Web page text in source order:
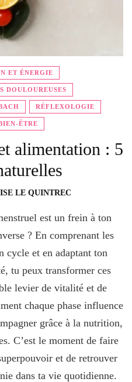
ET ÉNERGIE
DOULOUREUSES
RÉFLEXOLOGIE
ÊTRE
alimentation : 5
LE QUINTREC
est un frein à ton
? En comprenant les
cycle et en adaptant ton
tu peux transformer ces
levier de vitalité et de
chaque phase influence
grâce à la nutrition,
C’est le moment de faire
et de retrouver
dans ta vie quotidienne.